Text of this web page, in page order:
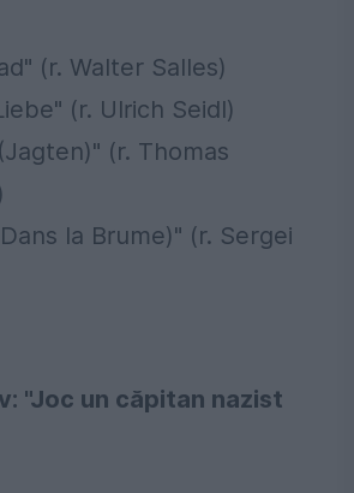
(r. Walter Salles)
(r. Ulrich Seidl)
(r. Thomas
la Brume)" (r. Sergei
"Joc un căpitan nazist